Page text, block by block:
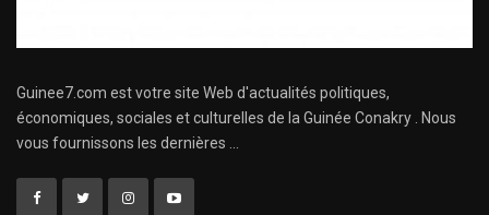
Guinee7.com est votre site Web d'actualités politiques,
économiques, sociales et culturelles de la Guinée Conakry . Nous
vous fournissons les dernières ...